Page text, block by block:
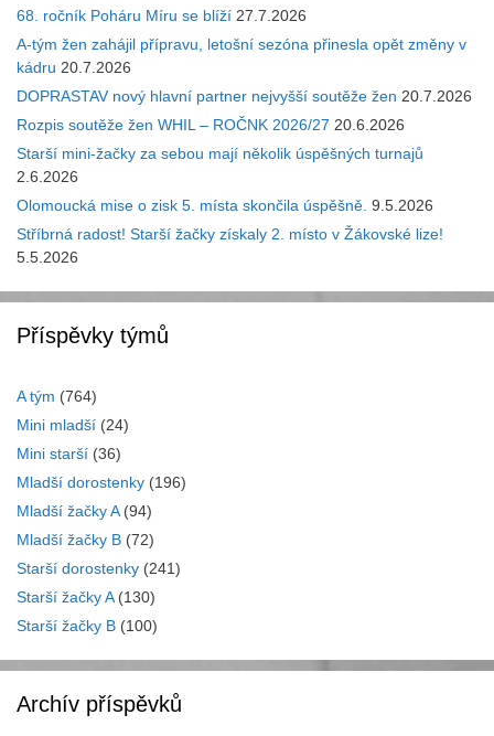
68. ročník Poháru Míru se blíží 27.7.2026
A-tým žen zahájil přípravu, letošní sezóna přinesla opět změny v
kádru 20.7.2026
DOPRASTAV nový hlavní partner nejvyšší soutěže žen 20.7.2026
Rozpis soutěže žen WHIL – ROČNK 2026/27 20.6.2026
Starší mini-žačky za sebou mají několik úspěšných turnajů
2.6.2026
Olomoucká mise o zisk 5. místa skončila úspěšně. 9.5.2026
Stříbrná radost! Starší žačky získaly 2. místo v Žákovské lize!
5.5.2026
Příspěvky týmů
A tým (764)
Mini mladší (24)
Mini starší (36)
Mladší dorostenky (196)
Mladší žačky A(94)
Mladší žačky B (72)
Starší dorostenky (241)
Starší žačky A(130)
Starší žačky B (100)
Archív příspěvků